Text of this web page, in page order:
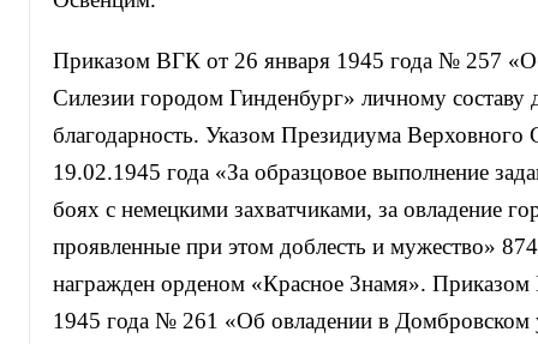
Приказом ВГК от 26 января 1945 года № 257
Силезии городом Гинденбург» личному составу
благодарность. Указом Президиума
19.02.1945 года «За образцовое выполнение
боях с немецкими захватчиками, за овладение
проявленные при этом доблесть и мужество»
награжден орденом «Красное Знамя».
1945 года № 261 «Об овладении в Домбровском